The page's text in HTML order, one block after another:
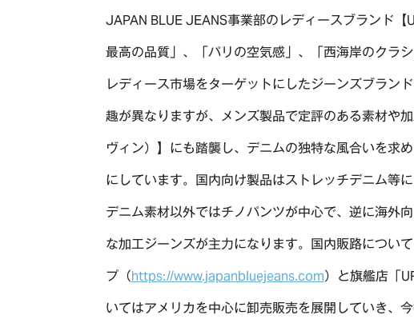
JAPAN BLUE JEANS事業部のレディースブランド
最高の品質」、「パリの空気感」、「西海岸のクラ
レディース市場をターゲットにしたジーンズブラン
趣が異なりますが、メンズ製品で定評のある素材や
ヴィン）】にも踏襲し、デニムの独特な風合いを求
にしています。国内向け製品はストレッチデニム等
デニム素材以外ではチノパンツが中心で、逆に海外
な加工ジーンズが主力になります。国内販路につい
プ（https://www.japanbluejeans.com）と旗艦店「
いてはアメリカを中心に卸売販売を展開していき、